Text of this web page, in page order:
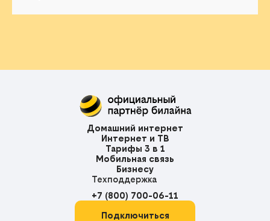
Домашний интернет
Интернет и ТВ
Тарифы 3 в 1
Мобильная связь
Бизнесу
Техподдержка
+7 (800) 700-06-11
Подключиться